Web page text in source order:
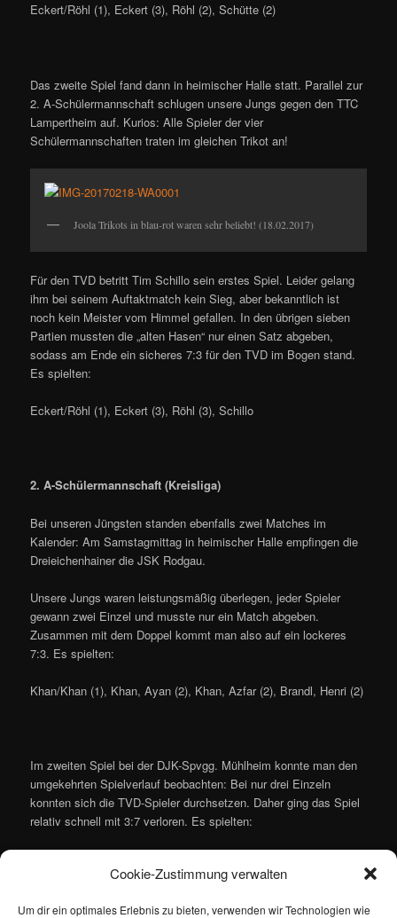
Cookie-Zustimmung verwalten
Um dir ein optimales Erlebnis zu bieten, verwenden wir Technologien wie
Eckert/Röhl (1), Eckert (3), Röhl (2), Schütte (2)
Das zweite Spiel fand dann in heimischer Halle statt. Parallel zur
2. A-Schülermannschaft schlugen unsere Jungs gegen den TTC
Lampertheim auf. Kurios: Alle Spieler der vier
Schülermannschaften traten im gleichen Trikot an!
Joola Trikots in blau-rot waren sehr beliebt! (18.02.2017)
Für den TVD betritt Tim Schillo sein erstes Spiel. Leider gelang
ihm bei seinem Auftaktmatch kein Sieg, aber bekanntlich ist
noch kein Meister vom Himmel gefallen. In den übrigen sieben
Partien mussten die „alten Hasen“ nur einen Satz abgeben,
sodass am Ende ein sicheres 7:3 für den TVD im Bogen stand.
Es spielten:
Eckert/Röhl (1), Eckert (3), Röhl (3), Schillo
2. A-Schülermannschaft (Kreisliga)
Bei unseren Jüngsten standen ebenfalls zwei Matches im
Kalender: Am Samstagmittag in heimischer Halle empfingen die
Dreieichenhainer die JSK Rodgau.
Unsere Jungs waren leistungsmäßig überlegen, jeder Spieler
gewann zwei Einzel und musste nur ein Match abgeben.
Zusammen mit dem Doppel kommt man also auf ein lockeres
7:3. Es spielten:
Khan/Khan (1), Khan, Ayan (2), Khan, Azfar (2), Brandl, Henri (2)
Im zweiten Spiel bei der DJK-Spvgg. Mühlheim konnte man den
umgekehrten Spielverlauf beobachten: Bei nur drei Einzeln
konnten sich die TVD-Spieler durchsetzen. Daher ging das Spiel
relativ schnell mit 3:7 verloren. Es spielten: